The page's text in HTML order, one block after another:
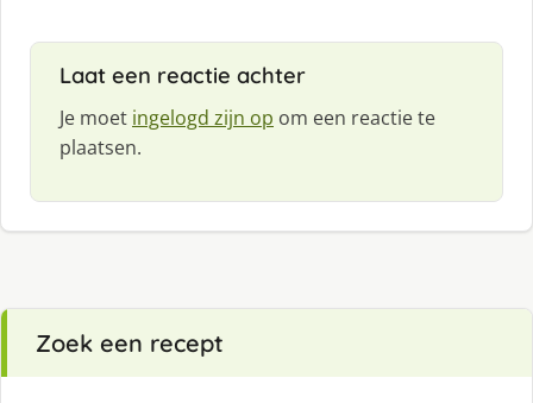
Laat een reactie achter
Je moet ingelogd zijn op om een reactie te
plaatsen.
Zoek een recept